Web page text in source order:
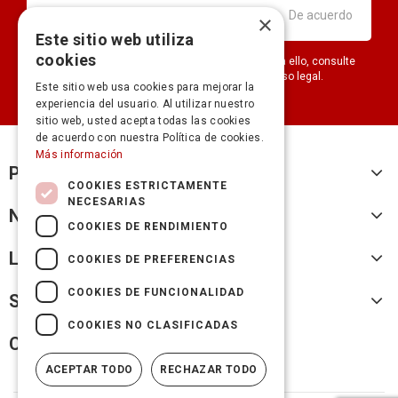
Puede darse de baja en cualquier momento. Para ello, consulte
nuestra información de contacto en el aviso legal.
Productos
Nuestra empresa
Legal
Su cuenta
Cicles Fransi
×
Este sitio web utiliza
cookies
Este sitio web usa cookies para mejorar la
experiencia del usuario. Al utilizar nuestro
sitio web, usted acepta todas las cookies
de acuerdo con nuestra Política de cookies.
Más información
COOKIES ESTRICTAMENTE
NECESARIAS
COOKIES DE RENDIMIENTO
COOKIES DE PREFERENCIAS
COOKIES DE FUNCIONALIDAD
COOKIES NO CLASIFICADAS
ACEPTAR TODO RECHAZAR TODO